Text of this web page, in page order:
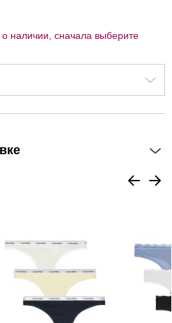
наличии, сначала выберите